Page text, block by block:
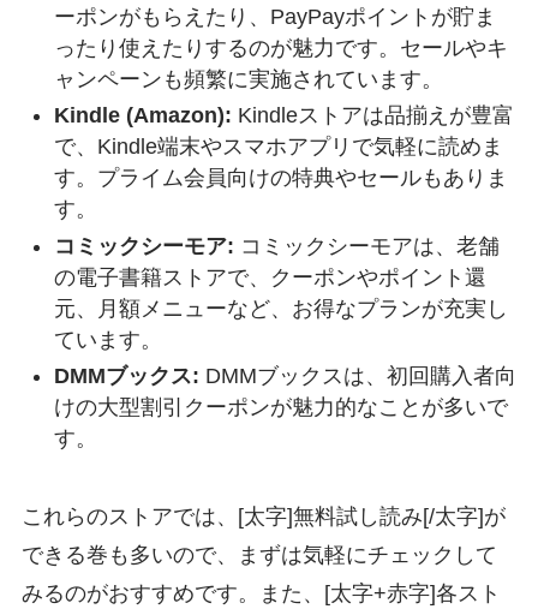
ーポンがもらえたり、PayPayポイントが貯ま
ったり使えたりするのが魅力です。セールやキ
ャンペーンも頻繁に実施されています。
Kindle (Amazon): Kindleストアは品揃えが豊富
で、Kindle端末やスマホアプリで気軽に読めま
す。プライム会員向けの特典やセールもありま
す。
コミックシーモア: コミックシーモアは、老舗
の電子書籍ストアで、クーポンやポイント還
元、月額メニューなど、お得なプランが充実し
ています。
DMMブックス: DMMブックスは、初回購入者向
けの大型割引クーポンが魅力的なことが多いで
す。
これらのストアでは、[太字]無料試し読み[/太字]が
できる巻も多いので、まずは気軽にチェックして
みるのがおすすめです。また、[太字+赤字]各スト